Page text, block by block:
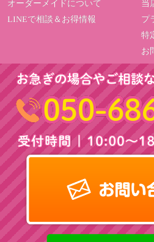
オーダーメイドについて
LINEで相談＆お得情報
当
プ
特
お